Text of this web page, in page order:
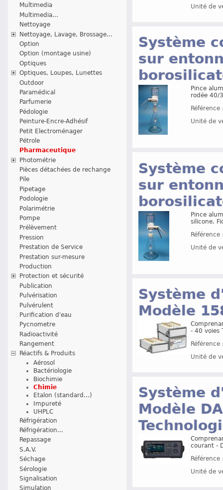
Multimedia
Multimedia...
Nettoyage
Nettoyage, Lavage, Brossage...
Option
Option (montage usine)
Optiques
Optiques, Loupes, Lunettes
Outdoor
Paramédical
Parfumerie
Pédologie
Peinture-Encre-Adhésif
Petit Electroménager
Pétrole
Pharmaceutique
Photométrie
Pièces détachées de rechange
Pile
Pipetage
Podologie
Polarimétrie
Pompe
Prélèvement
Pression
Prestation de Service
Prestation sur-mesure
Production
Protection et sécurité
Publication
Pulvérisation
Pulvérulent
Purification d'eau
Pycnometre
Radioactivité
Rangement
Réactifs & Produits
Aérosol
Bactériologie
Biochimie
Chimie
Etalon (standard...)
Impureté
UHPLC
Réfrigération
Réfrigération...
Repassage
S.A.V.
Séchage
Sérologie
Signalisation
Simulation
Unité de
Système
sur
Pince
rodée 40/
Unité de
Système
sur
Pince
silicone.
Unité de
Système
Modèle
- 40 voies
Unité de
Système
Modèle
courant -
Unité de